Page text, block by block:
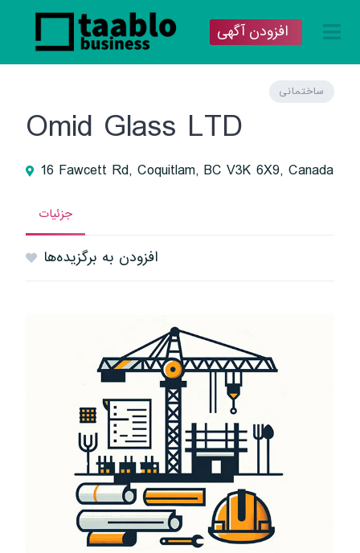
افزودن آگهی
ساختمانی
Omid Glass LTD
16 Fawcett Rd, Coquitlam, BC V3K 6X9, Canada
جزئیات
افزودن به برگزیده‌ها